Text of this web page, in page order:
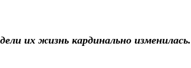
их жизнь кардинально